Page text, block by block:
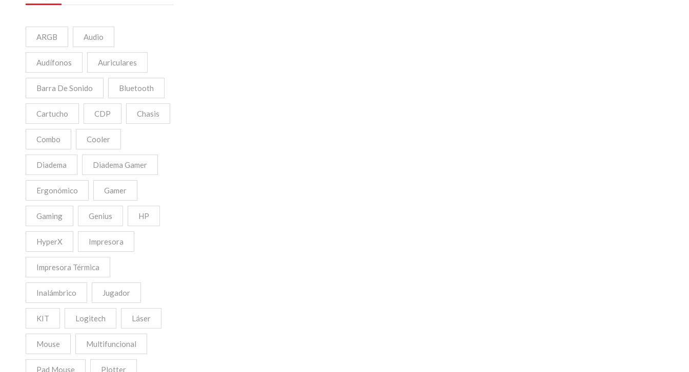
ARGB Audio
Audífonos Auriculares
Barra De Sonido Bluetooth
Cartucho CDP Chasis
Combo Cooler
Diadema Diadema Gamer
Ergonómico Gamer
Gaming Genius HP
HyperX Impresora
Impresora Térmica
Inalámbrico Jugador
KIT Logitech Láser
Mouse Multifuncional
Pad Mouse Plotter